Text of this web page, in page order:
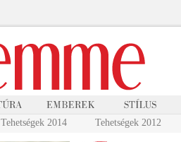
Tehetségek 2014 Tehetségek 2012